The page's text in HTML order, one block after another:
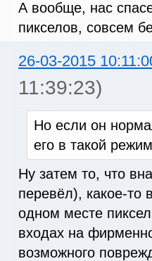
А вообще, нас
пикселов, совсем
26-03-2015
11:39:23)
Но если он
его в такой
Ну затем то, что
перевёл), какое-то
одном месте
входах на
возможного